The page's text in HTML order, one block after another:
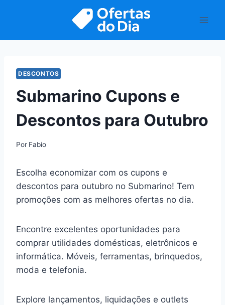
DESCONTOS
Submarino Cupons e
Descontos para Outubro
Por Fabio
Escolha economizar com os cupons e
descontos para outubro no Submarino! Tem
promoções com as melhores ofertas no dia.
Encontre excelentes oportunidades para
comprar utilidades domésticas, eletrônicos e
informática. Móveis, ferramentas, brinquedos,
moda e telefonia.
Explore lançamentos, liquidações e outlets